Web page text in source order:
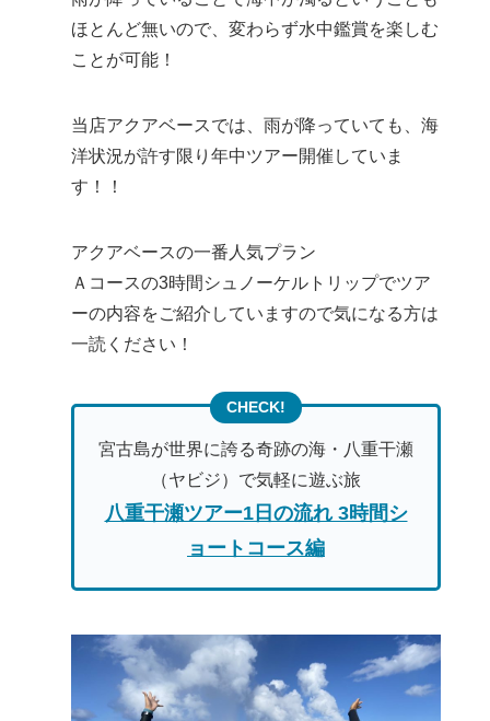
ほとんど無いので、変わらず水中鑑賞を楽しむ
ことが可能！
当店アクアベースでは、雨が降っていても、海
洋状況が許す限り年中ツアー開催していま
す！！
アクアベースの一番人気プラン
Ａコースの3時間シュノーケルトリップでツア
ーの内容をご紹介していますので気になる方は
一読ください！
宮古島が世界に誇る奇跡の海・八重干瀬
（ヤビジ）で気軽に遊ぶ旅
八重干瀬ツアー1日の流れ 3時間シ
ョートコース編